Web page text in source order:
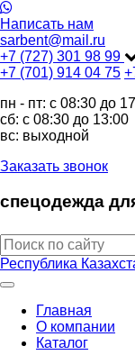
Написать нам
sarbent@mail.ru
+7 (727) 301 98 99
+7 (701) 914 04 75
пн - пт: c 08:30 до
сб: c 08:30 до 13:00
вс: выходной
Заказать звонок
спецодежда
Республика
Главная
О компании
Каталог